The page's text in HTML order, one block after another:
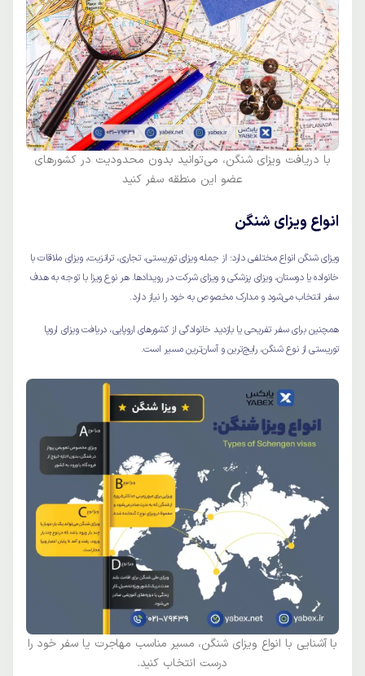
با دریافت ویزای شنگن، می‌توانید بدون محدودیت در کشورهای
عضو این منطقه سفر کنید
انواع ویزای شنگن
ویزای شنگن انواع مختلفی دارد؛ از جمله ویزای توریستی، تجاری، ترانزیت، ویزای ملاقات با
خانواده یا دوستان، ویزای پزشکی و ویزای شرکت در رویدادها. هر نوع ویزا با توجه به هدف
سفر انتخاب می‌شود و مدارک مخصوص به خود را نیاز دارد.
همچنین برای سفر تفریحی یا بازدید خانوادگی از کشورهای اروپایی، دریافت ویزای اروپا
توریستی از نوع شنگن، رایج‌ترین و آسان‌ترین مسیر است.
با آشنایی با انواع ویزای شنگن، مسیر مناسب مهاجرت یا سفر خود را
درست انتخاب کنید.